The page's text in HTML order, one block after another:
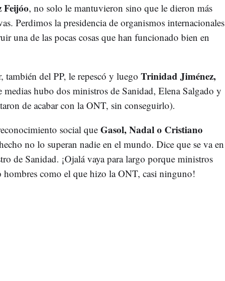
Feijóo, no solo le mantuvieron sino que le dieron más
Perdimos la presidencia de organismos internacionales
una de las pocas cosas que han funcionado bien en
también del PP, le repescó y luego Trinidad Jiménez,
medias hubo dos ministros de Sanidad, Elena Salgado y
de acabar con la ONT, sin conseguirlo).
social que Gasol, Nadal o Cristiano
no lo superan nadie en el mundo. Dice que se va en
de Sanidad. ¡Ojalá vaya para largo porque ministros
hombres como el que hizo la ONT, casi ninguno!